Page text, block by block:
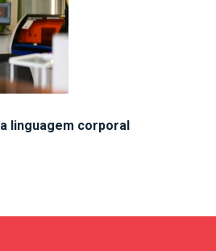
linguagem corporal